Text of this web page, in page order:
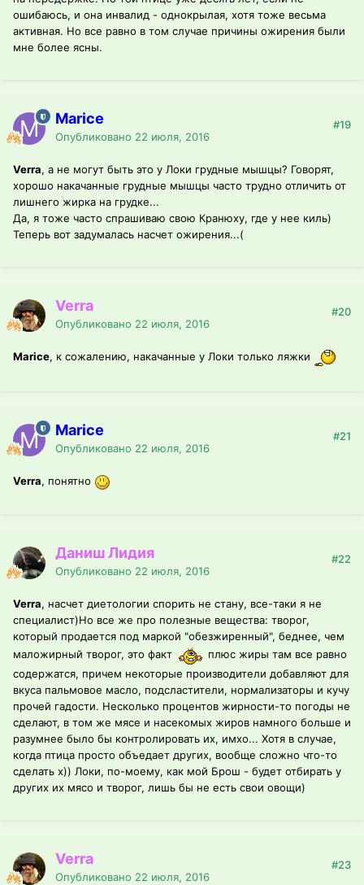
ошибаюсь, и она инвалид - однокрылая, хотя тоже весьма
активная. Но все равно в том случае причины ожирения были
мне более ясны.
Marice
Опубликовано 22 июля, 2016
#19
Verra, а не могут быть это у Локи грудные мышцы? Говорят,
хорошо накачанные грудные мышцы часто трудно отличить от
лишнего жирка на грудке...
Да, я тоже часто спрашиваю свою Кранюху, где у нее киль)
Теперь вот задумалась насчет ожирения...(
Verra
Опубликовано 22 июля, 2016
#20
Marice, к сожалению, накачанные у Локи только ляжки
Marice
Опубликовано 22 июля, 2016
#21
Verra, понятно
Даниш Лидия
Опубликовано 22 июля, 2016
#22
Verra, насчет диетологии спорить не стану, все-таки я не
специалист)Но все же про полезные вещества: творог,
который продается под маркой "обезжиренный", беднее, чем
маложирный творог, это факт
плюс жиры там все равно
содержатся, причем некоторые производители добавляют для
вкуса пальмовое масло, подсластители, нормализаторы и кучу
прочей гадости. Несколько процентов жирности-то погоды не
сделают, в том же мясе и насекомых жиров намного больше и
разумнее было бы контролировать их, имхо... Хотя в случае,
когда птица просто объедает других, вообще сложно что-то
сделать х)) Локи, по-моему, как мой Брош - будет отбирать у
других их мясо и творог, лишь бы не есть свои овощи)
Verra
Опубликовано 22 июля, 2016
#23